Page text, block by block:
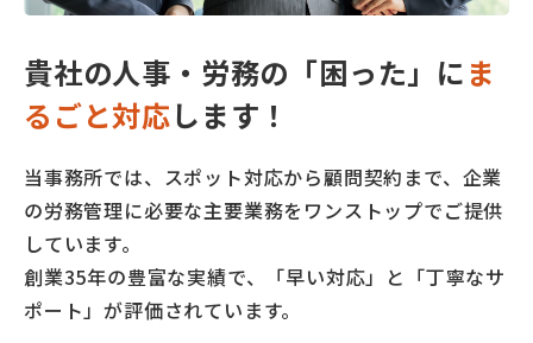
貴社の人事・労務の「困った」に ま
るごと対応します！
当事務所では、スポット対応から顧問契約まで、企業
の労務管理に必要な主要業務をワンストップでご提供
しています。
創業35年の豊富な実績で、「早い対応」と「丁寧なサ
ポート」が評価されています。